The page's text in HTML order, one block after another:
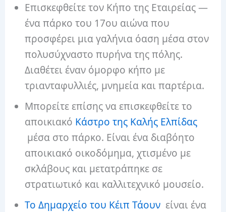
Επισκεφθείτε τον Κήπο της Εταιρείας —
ένα πάρκο του 17ου αιώνα που
προσφέρει μια γαλήνια όαση μέσα στον
πολυσύχναστο πυρήνα της πόλης.
Διαθέτει έναν όμορφο κήπο με
τριανταφυλλιές, μνημεία και παρτέρια.
Μπορείτε επίσης να επισκεφθείτε το
αποικιακό Κάστρο της Καλής Ελπίδας
μέσα στο πάρκο. Είναι ένα διαβόητο
αποικιακό οικοδόμημα, χτισμένο με
σκλάβους και μετατράπηκε σε
στρατιωτικό και καλλιτεχνικό μουσείο.
Το Δημαρχείο του Κέιπ Τάουν είναι ένα